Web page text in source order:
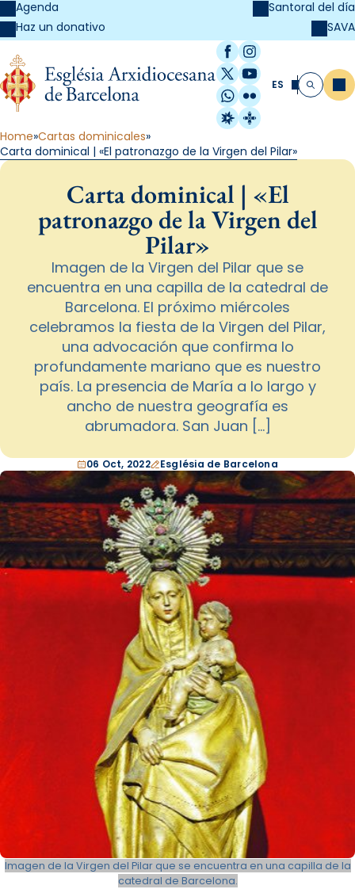
Agenda
Haz un donativo
Santoral del día
SAVA
Facebook
Instagram
X / Twitter
YouTube
WhatsApp
Flickr
Radio Estel
Catalunya
ES Buscar
Home Cartas dominicales
Carta dominical | «El patronazgo de la Virgen del Pilar»
Carta dominical | «El
patronazgo de la Virgen del
Pilar»
Imagen de la Virgen del Pilar que se
encuentra en una capilla de la catedral de
Barcelona. El próximo miércoles
celebramos la fiesta de la Virgen del Pilar,
una advocación que confirma lo
profundamente mariano que es nuestro
país. La presencia de María a lo largo y
ancho de nuestra geografía es
abrumadora. San Juan […]
06 Oct, 2022 Església de Barcelona
Imagen de la Virgen del Pilar que se encuentra en una capilla de la
catedral de Barcelona.